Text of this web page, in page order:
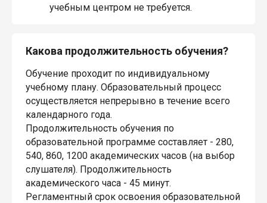
учебным центром не требуется.
Какова продолжительность обучения?
Обучение проходит по индивидуальному
учебному плану. Образовательный процесс
осуществляется непрерывно в течение всего
календарного года.
Продолжительность обучения по
образовательной программе составляет - 280,
540, 860, 1200 академических часов (на выбор
слушателя). Продолжительность
академического часа - 45 минут.
Регламентный срок освоения образовательной